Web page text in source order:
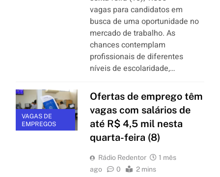
vagas para candidatos em
busca de uma oportunidade no
mercado de trabalho. As
chances contemplam
profissionais de diferentes
níveis de escolaridade,…
VAGAS DE
EMPREGOS
Ofertas de emprego têm
vagas com salários de
até R$ 4,5 mil nesta
quarta-feira (8)
Rádio Redentor
1 mês
ago
0 2 mins